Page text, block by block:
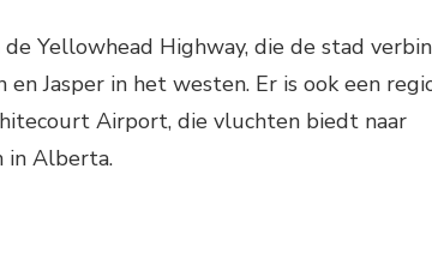
Yellowhead Highway, die de stad
Jasper in het westen. Er is ook een
Airport, die vluchten biedt naar
in Alberta.